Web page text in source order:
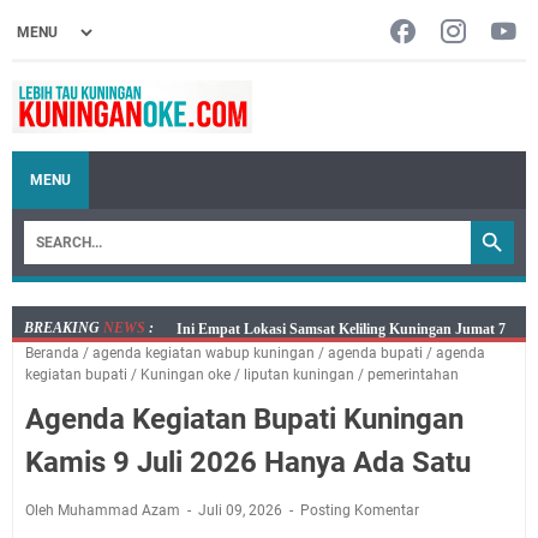
MENU
BREAKING NEWS :
Jumat 7 Agustus 2026 Mobil SIM Keliling Ada di
Kecamatan Sindangagung
Dicabut Dari Hidupmu, Kamu Akan Tetap Berjalan
Kelaparan Meskipun Memiliki Sekarung Penuh Uang
Salat Lima Waktu itu Bukan Cuma Kewajiban, Tapi
juga Tempat Beristirahat yang Paling Menenangkan, Ini
Beranda / agenda kegiatan wabup kuningan / agenda bupati / agenda
kegiatan bupati / Kuningan oke / liputan kuningan / pemerintahan
Agenda Kegiatan Bupati Kuningan
Kamis 9 Juli 2026 Hanya Ada Satu
Oleh Muhammad Azam Juli 09, 2026 Posting Komentar